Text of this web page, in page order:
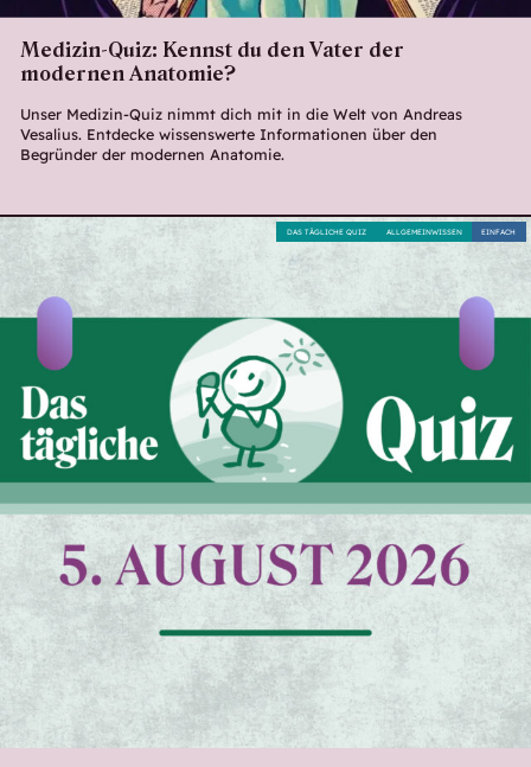
Medizin-Quiz: Kennst du den Vater der
modernen Anatomie?
Unser Medizin-Quiz nimmt dich mit in die Welt von Andreas
Vesalius. Entdecke wissenswerte Informationen über den
Begründer der modernen Anatomie.
EINFACH
ALLGEMEINWISSEN
DAS TÄGLICHE QUIZ